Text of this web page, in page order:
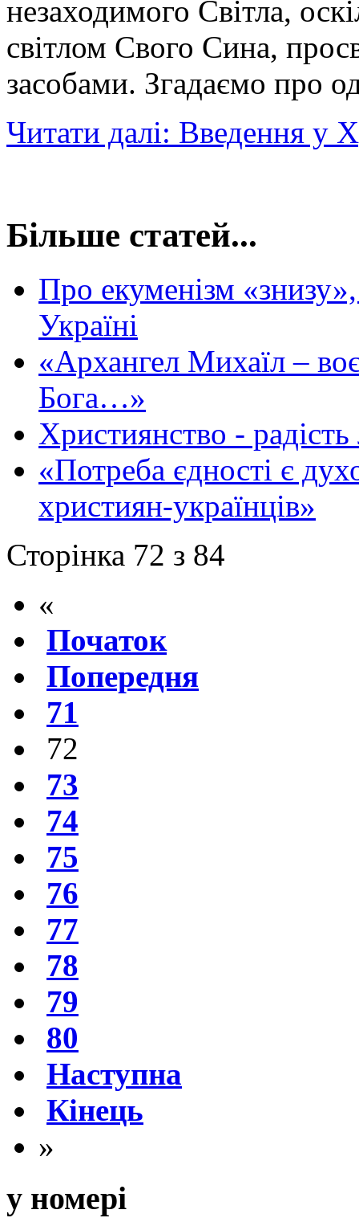
незаходимого Світла,
світлом Свого Сина,
засобами. Згадаємо про
Читати далі: Введення у
Більше статей...
Про екуменізм
Україні
«Архангел Михаїл –
Бога…»
Християнство -
«Потреба єдності є
християн-українців»
Сторінка 72 з 84
«
Початок
Попередня
71
72
73
74
75
76
77
78
79
80
Наступна
Кінець
»
у номері